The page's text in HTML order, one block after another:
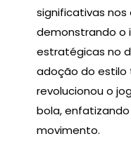
significativas nos
demonstrando o
estratégicas no
adoção do estilo
revolucionou o
bola,
movimento.